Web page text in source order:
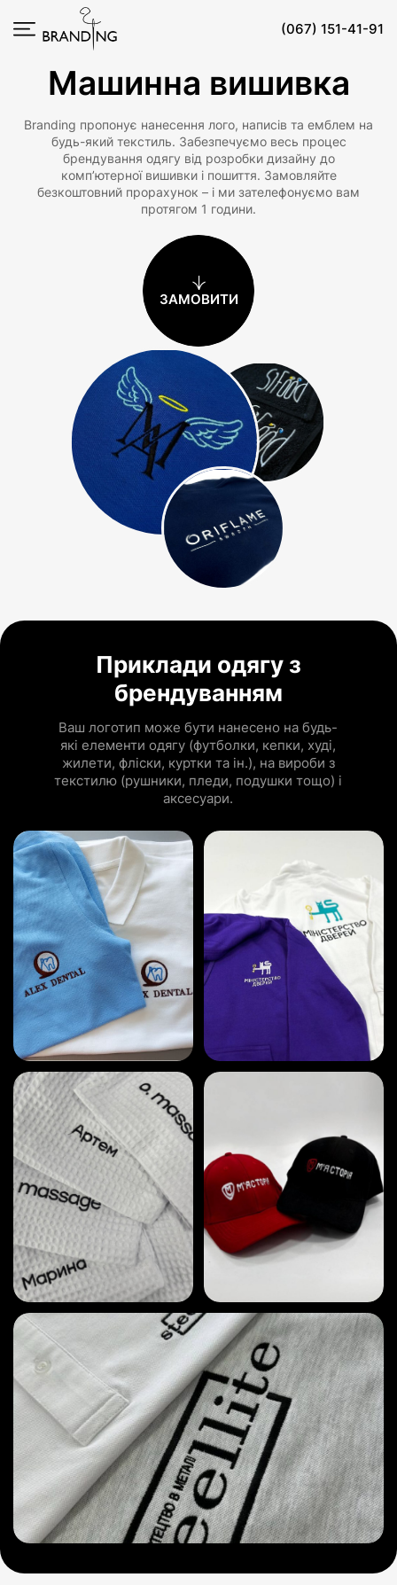
(067) 151-41-91
Машинна вишивка
Branding пропонує нанесення лого, написів та емблем на
будь-який текстиль. Забезпечуємо весь процес
брендування одягу від розробки дизайну до
комп’ютерної вишивки і пошиття. Замовляйте
безкоштовний прорахунок – і ми зателефонуємо вам
протягом 1 години.
ЗАМОВИТИ
Приклади одягу з
брендуванням
Ваш логотип може бути нанесено на будь-
які елементи одягу (футболки, кепки, худі,
жилети, фліски, куртки та ін.), на вироби з
текстилю (рушники, пледи, подушки тощо) і
аксесуари.